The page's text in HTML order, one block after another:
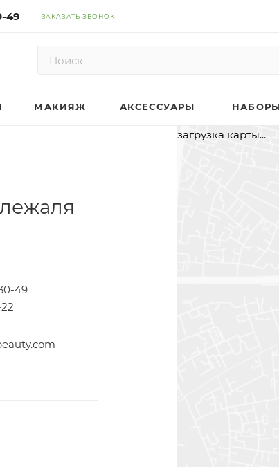
49 ЗАКАЗАТЬ ЗВОНОК
МАКИЯЖ АКСЕССУАРЫ
49
загрузка карты...